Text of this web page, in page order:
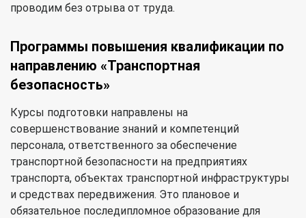
проводим без отрыва от труда.
Программы повышения квалификации по
направлению «Транспортная
безопасность»
Курсы подготовки направлены на
совершенствование знаний и компетенций
персонала, ответственного за обеспечение
транспортной безопасности на предприятиях
транспорта, объектах транспортной инфраструктуры
и средствах передвижения. Это плановое и
обязательное последипломное образование для